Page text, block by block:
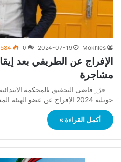
Mokhles
2024-07-19
0
584
الإفراج عن الطريفي بعد
مشاجرة
جويلية 2024 الإفراج عن عضو الهيئة المديرة للرابطة التونسية…
أكمل القراءة »